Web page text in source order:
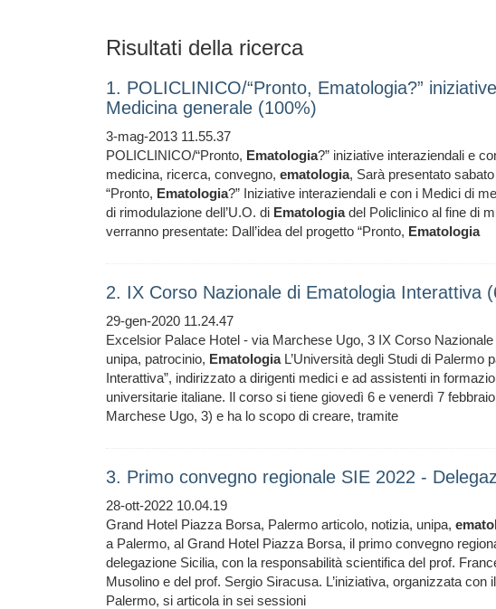
Risultati della ricerca
1. POLICLINICO/“Pronto, Ematologia?”
Medicina generale (100%)
3-mag-2013 11.55.37
POLICLINICO/“Pronto, Ematologia?” iniziative interaziendali e
medicina, ricerca, convegno, ematologia, Sarà presentato
“Pronto, Ematologia?” Iniziative interaziendali e con i Medici di
di rimodulazione dell’U.O. di Ematologiadel Policlinico al fine di
verranno presentate: Dall’idea del progetto “Pronto, Ematologia
2. IX Corso Nazionale di Ematologia Interattiva
29-gen-2020 11.24.47
Excelsior Palace Hotel - via Marchese Ugo, 3 IX Corso Nazionale
unipa, patrocinio, EmatologiaL’Università degli Studi di Palermo
Interattiva”, indirizzato a dirigenti medici e ad assistenti in
universitarie italiane. Il corso si tiene giovedì 6 e venerdì 7
Marchese Ugo, 3) e ha lo scopo di creare, tramite
3. Primo convegno regionale SIE 2022 -
28-ott-2022 10.04.19
Grand Hotel Piazza Borsa, Palermo articolo, notizia, unipa,
a Palermo, al Grand Hotel Piazza Borsa, il primo convegno
delegazione Sicilia, con la responsabilità scientifica del prof.
Musolino e del prof. Sergio Siracusa. L’iniziativa, organizzata con
Palermo, si articola in sei sessioni